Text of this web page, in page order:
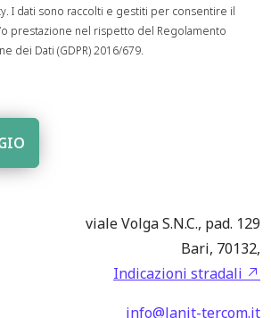
I dati sono raccolti e gestiti per consentire il
prestazione nel rispetto del Regolamento
dei Dati (GDPR) 2016/679.
viale Volga S.N.C., pad. 129
Bari, 70132,
Indicazioni stradali
info@lanit-tercom.it